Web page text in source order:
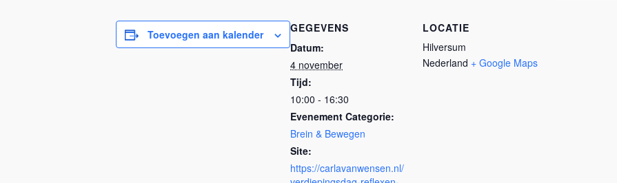
Toevoegen aan kalender
GEGEVENS
Datum:
4 november
Tijd:
10:00 - 16:30
Evenement Categorie:
Brein & Bewegen
Site:
https://carlavanwensen.nl/
LOCATIE
Hilversum
Nederland + Google Maps